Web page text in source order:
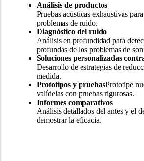
Análisis de productos
Pruebas acústicas exhaustivas
problemas de ruido.
Diagnóstico del ruido
Análisis en profundidad para
profundas de los problemas de
Soluciones personalizadas
Desarrollo de estrategias de
medida.
Prototipos y pruebasPrototipe
valídelas con pruebas rigurosas.
Informes comparativos
Análisis detallados del antes y el
demostrar la eficacia.